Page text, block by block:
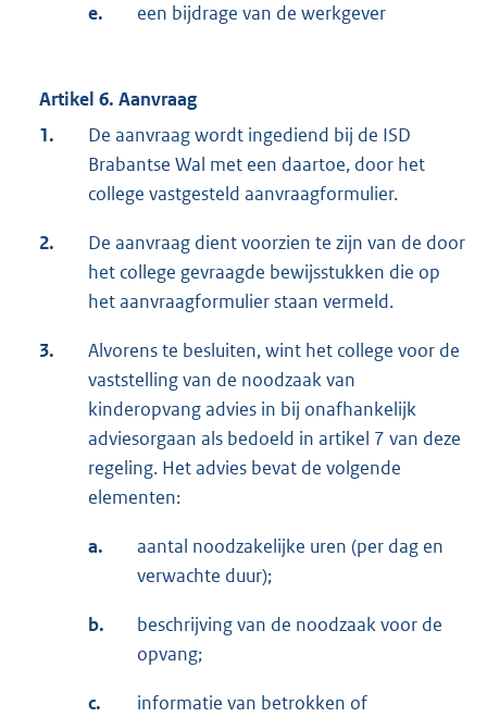
e. een bijdrage van de werkgever
Artikel 6. Aanvraag
1.
De aanvraag wordt ingediend bij de ISD
Brabantse Wal met een daartoe, door het
college vastgesteld aanvraagformulier.
2.
De aanvraag dient voorzien te zijn van de door
het college gevraagde bewijsstukken die op
het aanvraagformulier staan vermeld.
3.
Alvorens te besluiten, wint het college voor de
vaststelling van de noodzaak van
kinderopvang advies in bij onafhankelijk
adviesorgaan als bedoeld in artikel 7 van deze
regeling. Het advies bevat de volgende
elementen:
a.
aantal noodzakelijke uren (per dag en
verwachte duur);
b.
beschrijving van de noodzaak voor de
opvang;
c.
informatie van betrokken of